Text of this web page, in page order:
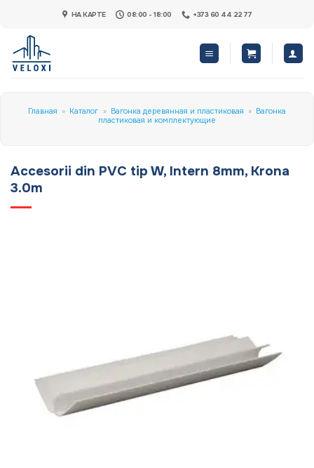
content
НА КАРТЕ 08:00 - 18:00 +373 60 44 22 77
Главная » Каталог » Вагонка деревянная и пластиковая » Вагонка
пластиковая и комплектующие
Accesorii din PVC tip W, Intern 8mm, Krona
3.0m